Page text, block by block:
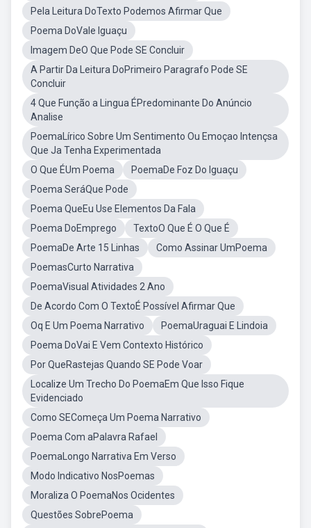
Pela Leitura DoTexto Podemos Afirmar Que
Poema DoVale Iguaçu
Imagem DeO Que Pode SE Concluir
A Partir Da Leitura DoPrimeiro Paragrafo Pode SE
Concluir
4 Que Função a Lingua ÉPredominante Do Anúncio
Analise
PoemaLírico Sobre Um Sentimento Ou Emoçao Intençsa
Que Ja Tenha Experimentada
O Que ÉUm Poema
PoemaDe Foz Do Iguaçu
Poema SeráQue Pode
Poema QueEu Use Elementos Da Fala
Poema DoEmprego
TextoO Que É O Que É
PoemaDe Arte 15 Linhas
Como Assinar UmPoema
PoemasCurto Narrativa
PoemaVisual Atividades 2 Ano
De Acordo Com O TextoÉ Possível Afirmar Que
Oq E Um Poema Narrativo
PoemaUraguai E Lindoia
Poema DoVai E Vem Contexto Histórico
Por QueRastejas Quando SE Pode Voar
Localize Um Trecho Do PoemaEm Que Isso Fique
Evidenciado
Como SEComeça Um Poema Narrativo
Poema Com aPalavra Rafael
PoemaLongo Narrativa Em Verso
Modo Indicativo NosPoemas
Moraliza O PoemaNos Ocidentes
Questões SobrePoema